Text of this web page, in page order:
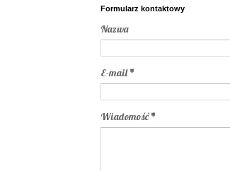
Formularz kontaktowy
Nazwa
E-mail*
Wiadomość*